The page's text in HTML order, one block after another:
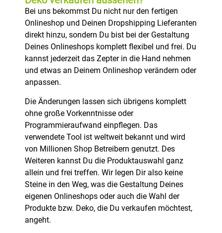
Bei uns bekommst Du nicht nur den fertigen
Onlineshop und Deinen Dropshipping Lieferanten
direkt hinzu, sondern Du bist bei der Gestaltung
Deines Onlineshops komplett flexibel und frei. Du
kannst jederzeit das Zepter in die Hand nehmen
und etwas an Deinem Onlineshop verändern oder
anpassen.
Die Änderungen lassen sich übrigens komplett
ohne große Vorkenntnisse oder
Programmieraufwand einpflegen. Das
verwendete Tool ist weltweit bekannt und wird
von Millionen Shop Betreibern genutzt. Des
Weiteren kannst Du die Produktauswahl ganz
allein und frei treffen. Wir legen Dir also keine
Steine in den Weg, was die Gestaltung Deines
eigenen Onlineshops oder auch die Wahl der
Produkte bzw. Deko, die Du verkaufen möchtest,
angeht.